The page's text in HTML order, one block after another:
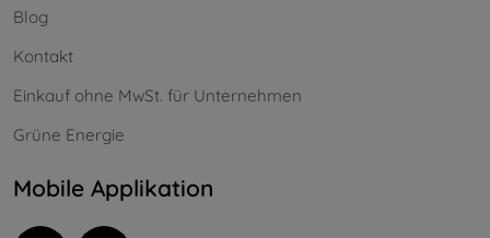
Blog
Kontakt
Einkauf ohne MwSt. für Unternehmen
Grüne Energie
Mobile Applikation